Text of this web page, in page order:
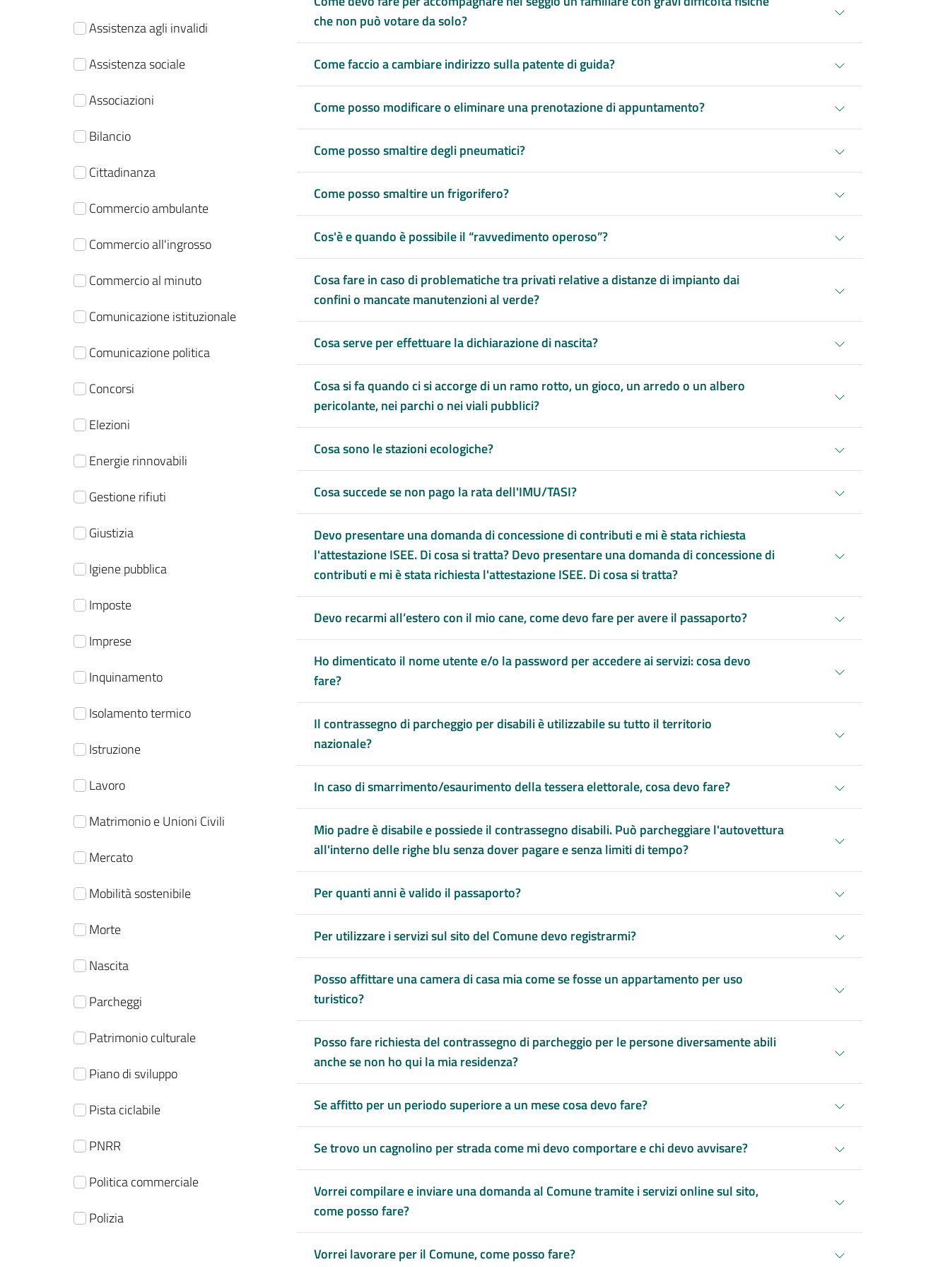
Assistenza agli invalidi
Assistenza sociale
Associazioni
Bilancio
Cittadinanza
Commercio ambulante
Commercio all'ingrosso
Commercio al minuto
Comunicazione istituzionale
Comunicazione politica
Concorsi
Elezioni
Energie rinnovabili
Gestione rifiuti
Giustizia
Igiene pubblica
Imposte
Imprese
Inquinamento
Isolamento termico
Istruzione
Lavoro
Matrimonio e Unioni Civili
Mercato
Mobilità sostenibile
Morte
Nascita
Parcheggi
Patrimonio culturale
Piano di sviluppo
Pista ciclabile
PNRR
Politica commerciale
Polizia
che non può votare da solo?
Come faccio a cambiare indirizzo sulla patente di guida?
Come posso modificare o eliminare una prenotazione di appuntamento?
Come posso smaltire degli pneumatici?
Come posso smaltire un frigorifero?
Cos'è e quando è possibile il “ravvedimento operoso”?
Cosa fare in caso di problematiche tra privati relative a distanze di impianto dai
confini o mancate manutenzioni al verde?
Cosa serve per effettuare la dichiarazione di nascita?
Cosa si fa quando ci si accorge di un ramo rotto, un gioco, un arredo o un albero
pericolante, nei parchi o nei viali pubblici?
Cosa sono le stazioni ecologiche?
Cosa succede se non pago la rata dell'IMU/TASI?
Devo presentare una domanda di concessione di contributi e mi è stata richiesta
l'attestazione ISEE. Di cosa si tratta? Devo presentare una domanda di concessione di
contributi e mi è stata richiesta l'attestazione ISEE. Di cosa si tratta?
Devo recarmi all’estero con il mio cane, come devo fare per avere il passaporto?
Ho dimenticato il nome utente e/o la password per accedere ai servizi: cosa devo
fare?
Il contrassegno di parcheggio per disabili è utilizzabile su tutto il territorio
nazionale?
In caso di smarrimento/esaurimento della tessera elettorale, cosa devo fare?
Mio padre è disabile e possiede il contrassegno disabili. Può parcheggiare l'autovettura
all'interno delle righe blu senza dover pagare e senza limiti di tempo?
Per quanti anni è valido il passaporto?
Per utilizzare i servizi sul sito del Comune devo registrarmi?
Posso affittare una camera di casa mia come se fosse un appartamento per uso
turistico?
Posso fare richiesta del contrassegno di parcheggio per le persone diversamente abili
anche se non ho qui la mia residenza?
Se affitto per un periodo superiore a un mese cosa devo fare?
Se trovo un cagnolino per strada come mi devo comportare e chi devo avvisare?
Vorrei compilare e inviare una domanda al Comune tramite i servizi online sul sito,
come posso fare?
Vorrei lavorare per il Comune, come posso fare?